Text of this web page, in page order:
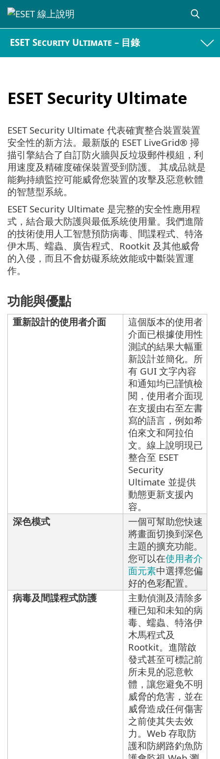
ESET Security Ultimate – 目錄
ESET Security Ultimate
ESET Security Ultimate 代表確實整合裝置裝置
安全性的新方法。最新版的 ESET LiveGrid® 掃
描引擎結合了自訂防火牆與反垃圾郵件模組，利
用速度及精確度確保裝置受到防護。 其成品就是
能夠持續監控可能威脅您裝置的攻擊及惡意軟體
的智慧型系統。
ESET Security Ultimate 是完整的安全性應用程
式，結合最大防護與最低系統使用量。我們進階
的技術使用人工智慧預防病毒、間諜程式、特洛
伊木馬、蠕蟲、廣告程式、Rootkit 及其他威脅
的入侵，而且不會妨礙系統效能或中斷裝置運
作。
功能與優點
重新設計的使用者介面
這個版本的使用者
介面已根據使用性
測試的結果大幅重
新設計並簡化。所
有 GUI 文字內容
和通知均已謹慎檢
閱，使用者介面現
在支援由右至左書
寫的語言，例如希
伯來文和阿拉伯
文。線上說明現已
整合至 ESET
Security
Ultimate 並提供
動態更新支援內
容。
深色模式
一個可幫助您快速
將畫面切換到深色
主題的擴充功能。
您可以在使用者介
面元素中選擇您偏
好的色彩配置。
病毒及間諜程式防護
主動偵測及清除多
種已知和未知的病
毒、蠕蟲、特洛伊
木馬程式及
Rootkit。進階啟
發式甚至可標記前
所未見的惡意軟
體，讓您避免不明
威脅的危害，並在
威脅造成任何傷害
之前使其失去效
力。Web 存取防
護和防網路釣魚防